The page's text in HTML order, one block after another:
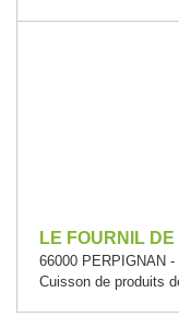
LE FOURNIL
66000 PERPIGNAN
Cuisson de produits